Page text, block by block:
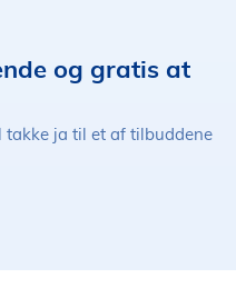
og gratis at
takke ja til et af tilbuddene